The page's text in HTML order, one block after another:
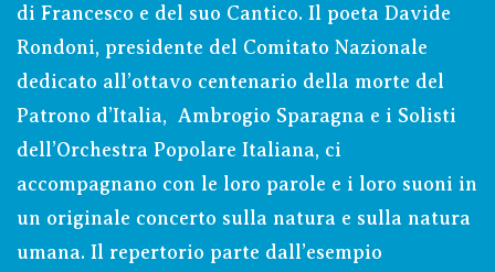
di Francesco e del suo Cantico. Il poeta Davide
Rondoni, presidente del Comitato Nazionale
dedicato all’ottavo centenario della morte del
Patrono d’Italia, Ambrogio Sparagna e i Solisti
dell’Orchestra Popolare Italiana, ci
accompagnano con le loro parole e i loro suoni in
un originale concerto sulla natura e sulla natura
umana. Il repertorio parte dall’esempio